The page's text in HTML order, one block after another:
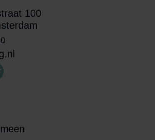
100